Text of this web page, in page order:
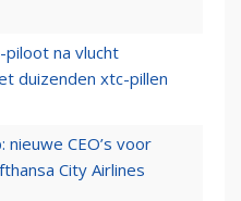
piloot na vlucht
duizenden xtc-pillen
nieuwe CEO’s voor
City Airlines